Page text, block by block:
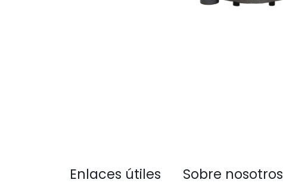
Enlaces útiles Sobre nosotros